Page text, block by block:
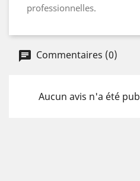
professionnelles.
Commentaires (0)
Aucun avis n'a été